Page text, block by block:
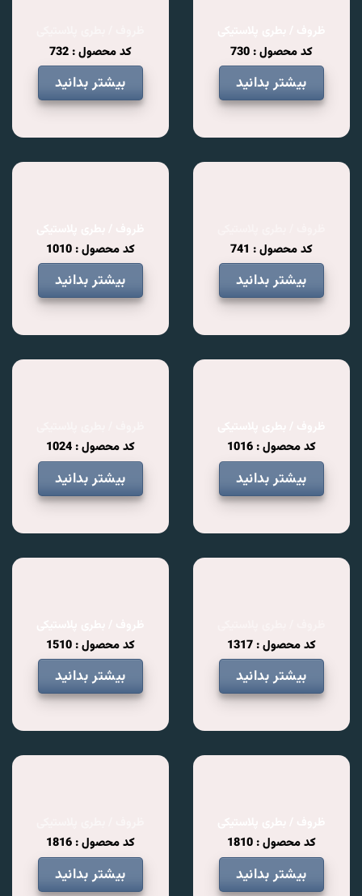
کد محصول : 730
بیشتر بدانید
کد محصول : 732
بیشتر بدانید
کد محصول : 741
بیشتر بدانید
کد محصول : 1010
بیشتر بدانید
کد محصول : 1016
بیشتر بدانید
کد محصول : 1024
بیشتر بدانید
کد محصول : 1317
بیشتر بدانید
کد محصول : 1510
بیشتر بدانید
کد محصول : 1810
بیشتر بدانید
کد محصول : 1816
بیشتر بدانید